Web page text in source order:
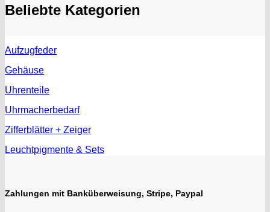
Beliebte Kategorien
Aufzugfeder
Gehäuse
Uhrenteile
Uhrmacherbedarf
Zifferblätter + Zeiger
Leuchtpigmente & Sets
Zahlungen mit Banküberweisung, Stripe, Paypal